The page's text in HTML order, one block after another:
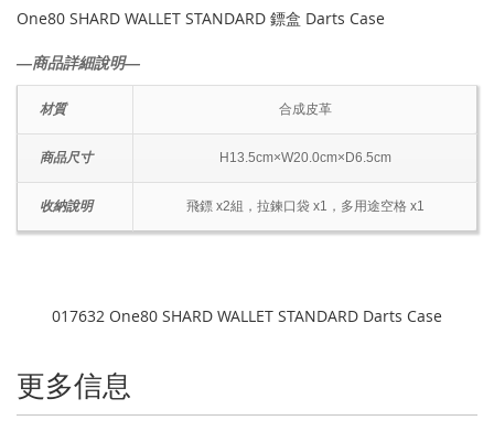
One80 SHARD WALLET STANDARD 鏢盒 Darts Case
―商品詳細說明―
材質 合成皮革
商品尺寸 H13.5cm×W20.0cm×D6.5cm
收納說明 飛鏢 x2組，拉鍊口袋 x1，多用途空格 x1
017632 One80 SHARD WALLET STANDARD Darts Case
更多信息